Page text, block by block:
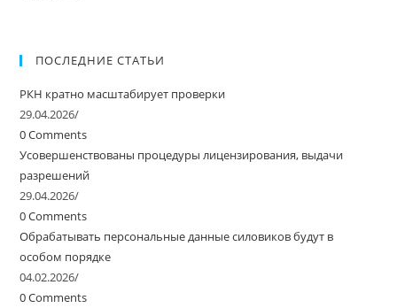
ПОСЛЕДНИЕ СТАТЬИ
РКН кратно масштабирует проверки
29.04.2026/
0 Comments
Усовершенствованы процедуры лицензирования, выдачи
разрешений
29.04.2026/
0 Comments
Обрабатывать персональные данные силовиков будут в
особом порядке
04.02.2026/
0 Comments